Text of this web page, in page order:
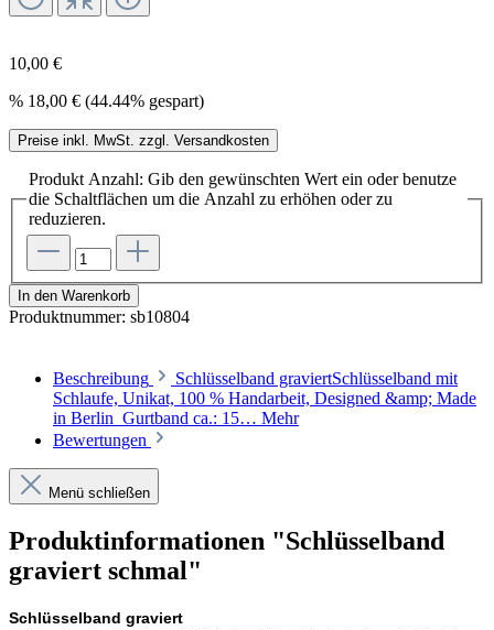
10,00 €
% 18,00 € (44.44% gespart)
Preise inkl. MwSt. zzgl. Versandkosten
Produkt Anzahl: Gib den gewünschten Wert ein oder benutze
die Schaltflächen um die Anzahl zu erhöhen oder zu
reduzieren.
In den Warenkorb
Produktnummer: sb10804
Beschreibung
Schlüsselband graviertSchlüsselband mit
Schlaufe, Unikat, 100 % Handarbeit, Designed &amp; Made
in Berlin Gurtband ca.: 15… Mehr
Bewertungen
Menü schließen
Produktinformationen "Schlüsselband
graviert schmal"
Schlüsselband graviert